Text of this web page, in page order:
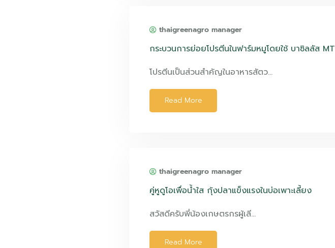
thaigreenagro manager
กระบวนการย่อยโปรตีนในฟาร์มหมูโดยใช้ บาซิลลัส MT
โปรตีนเป็นส่วนสำคัญในอาหารสัตว…
Read More
thaigreenagro manager
คู่หูดูโอเพื่อน้ำใส กุ้งปลาแข็งแรงในบ่อเพาะเลี้ยง
สวัสดีครับพี่น้องเกษตรกรผู้เลี…
Read More